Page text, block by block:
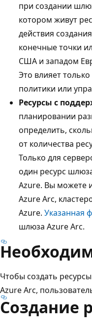
при создании
котором живут
действия
конечные точки
США и западом
Это влияет
политики или
Ресурсы с
планировании
определить,
от количества
Только для
один ресурс
Azure. Вы можете
Azure Arc,
Azure. Указанная
шлюза Azure Arc.
Чтобы создать
Azure Arc,
Создание